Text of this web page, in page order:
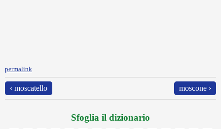
permalink
‹ moscatello moscone ›
Sfoglia il dizionario